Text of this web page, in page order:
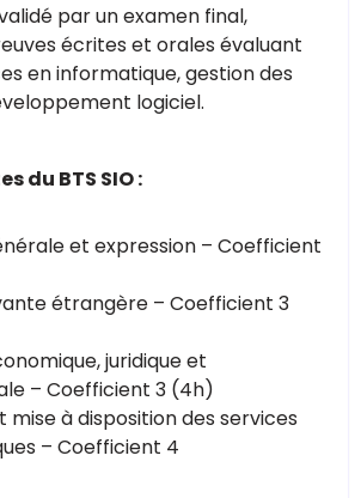
par un examen final,
écrites et orales évaluant
en informatique, gestion des
logiciel.
du BTS SIO :
et expression – Coefficient
étrangère – Coefficient 3
juridique et
– Coefficient 3 (4h)
mise à disposition des services
– Coefficient 4